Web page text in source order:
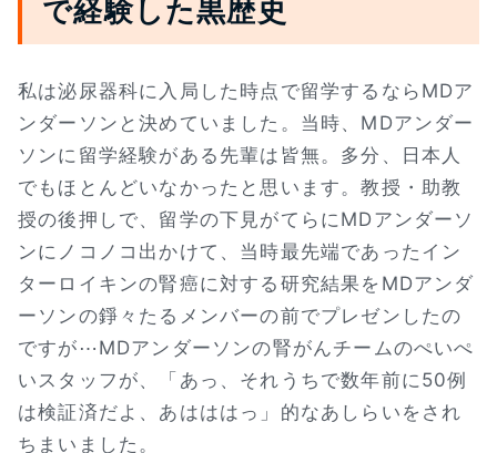
で経験した黒歴史
私は泌尿器科に入局した時点で留学するならMDア
ンダーソンと決めていました。当時、MDアンダー
ソンに留学経験がある先輩は皆無。多分、日本人
でもほとんどいなかったと思います。教授・助教
授の後押しで、留学の下見がてらにMDアンダーソ
ンにノコノコ出かけて、当時最先端であったイン
ターロイキンの腎癌に対する研究結果をMDアンダ
ーソンの錚々たるメンバーの前でプレゼンしたの
ですが⋯MDアンダーソンの腎がんチームのぺいぺ
いスタッフが、「あっ、それうちで数年前に50例
は検証済だよ、あはははっ」的なあしらいをされ
ちまいました。